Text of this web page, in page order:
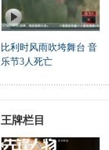
比利时风雨吹垮舞台 音
乐节3人死亡
王牌栏目